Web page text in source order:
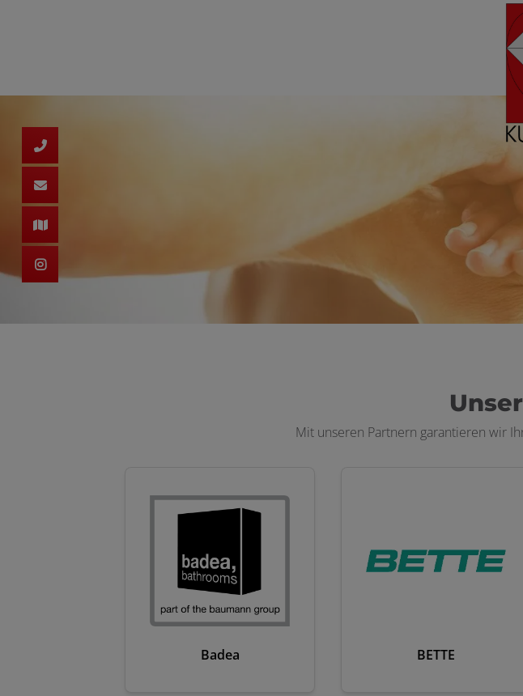
Mit unseren Partnern garantieren wir
Badea BETTE